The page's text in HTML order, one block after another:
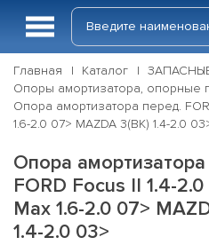
Главная Каталог
Опоры амортизатора, опорные
Опора амортизатора перед.
1.6-2.0 07> MAZDA 3(BK) 1.4-2.0
Опора
FORD Focus II 1.4-
Max 1.6-2.0 07>
1.4-2.0 03>